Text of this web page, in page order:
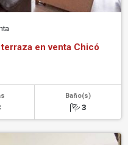
en venta Chicó
Baño(s)
3